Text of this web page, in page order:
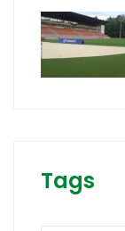
Tags